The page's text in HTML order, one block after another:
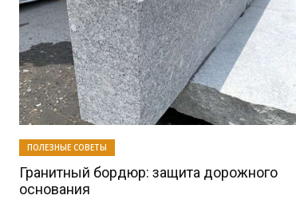
ПОЛЕЗНЫЕ СОВЕТЫ
Гранитный бордюр: защита дорожного
основания